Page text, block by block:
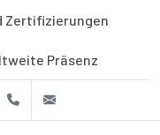
Zertifizierungen
Präsenz
Instagram+39 011 9507788